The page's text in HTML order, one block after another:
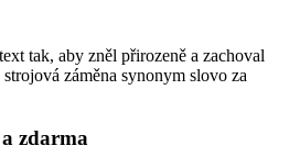
tak, aby zněl přirozeně a zachoval
záměna synonym slovo za
zdarma